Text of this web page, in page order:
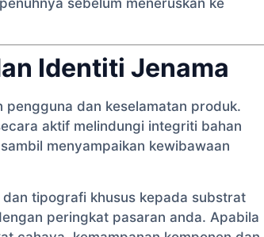
Identiti Jenama
pengguna dan keselamatan produk.
aktif melindungi integriti bahan
menyampaikan kewibawaan
tipografi khusus kepada substrat
peringkat pasaran anda. Apabila